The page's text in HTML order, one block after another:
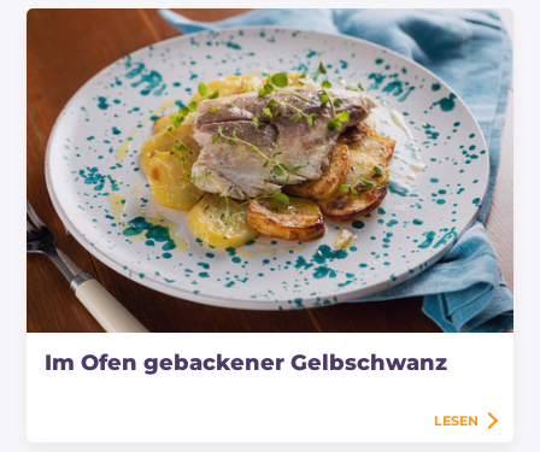
Im Ofen gebackener Gelbschwanz
LESEN